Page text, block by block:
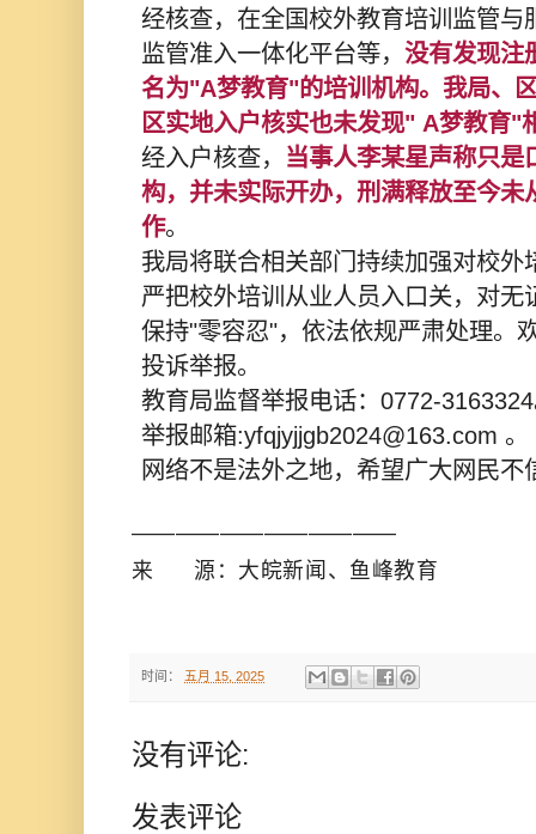
经核查，在全国校外教育培训监管与
监管准入一体化平台等， 没有发现注
名为"A梦教育"的培训机构。我局、
区实地入户核实也未发现" A梦教育"
经入户核查， 当事人李某星声称只是
构，并未实际开办，刑满释放至今未
作。
我局将联合相关部门持续加强对校外
严把校外培训从业人员入口关，对无
保持"零容忍"，依法依规严肃处理。
投诉举报。
教育局监督举报电话：0772-
举报邮箱:yfqjyjjgb2024@163.com
网络不是法外之地，希望广大网民不
————————————
来 源：大皖新闻、鱼峰教育
时间： 五月 15, 2025
没有评论:
发表评论